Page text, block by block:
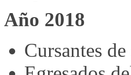
Año 2018
Cursantes